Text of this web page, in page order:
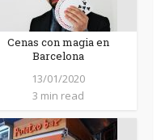
Cenas con magia en
Barcelona
13/01/2020
3 min read